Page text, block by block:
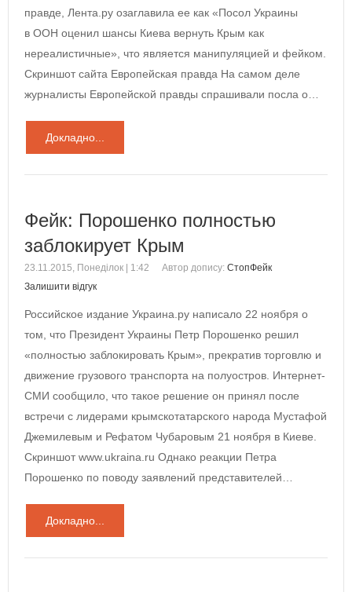
правде, Лента.ру озаглавила ее как «Посол Украины
в ООН оценил шансы Киева вернуть Крым как
нереалистичные», что является манипуляцией и фейком.
Скриншот сайта Европейская правда На самом деле
журналисты Европейской правды спрашивали посла о…
Докладно...
Фейк: Порошенко полностью
заблокирует Крым
23.11.2015, Понеділок | 1:42 Автор допису: СтопФейк
Залишити відгук
Российское издание Украина.ру написало 22 ноября о
том, что Президент Украины Петр Порошенко решил
«полностью заблокировать Крым», прекратив торговлю и
движение грузового транспорта на полуостров. Интернет-
СМИ сообщило, что такое решение он принял после
встречи с лидерами крымскотатарского народа Мустафой
Джемилевым и Рефатом Чубаровым 21 ноября в Киеве.
Скриншот www.ukraina.ru Однако реакции Петра
Порошенко по поводу заявлений представителей…
Докладно...